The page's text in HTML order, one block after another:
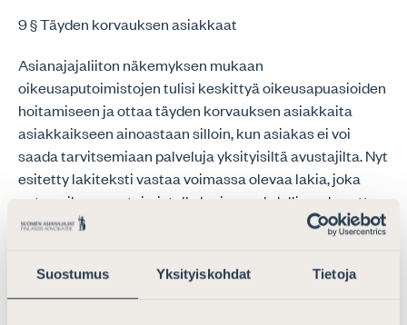
Suostumus Yksityiskohdat Tietoja
9 § Täyden korvauksen asiakkaat
Asianajajaliiton näkemyksen mukaan
oikeusaputoimistojen tulisi keskittyä oikeusapuasioiden
hoitamiseen ja ottaa täyden korvauksen asiakkaita
asiakkaikseen ainoastaan silloin, kun asiakas ei voi
saada tarvitsemiaan palveluja yksityisiltä avustajilta. Nyt
esitetty lakiteksti vastaa voimassa olevaa lakia, joka
antaa oikeusaputoimistolle laajan mahdollisuuden ottaa
vastaan paitsi ns. liiketaloudellisia toimeksiantoja myös
oikeusturvavakuutus.